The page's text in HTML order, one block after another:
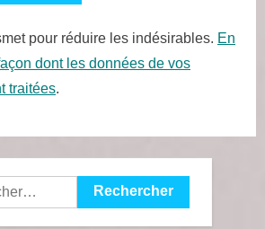
pour réduire les indésirables. En
dont les données de vos
traitées.
: